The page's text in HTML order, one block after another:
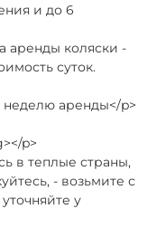
и до 6
аренды коляски -
суток.
неделю аренды</p>
p>
в теплые страны,
- возьмите с
у